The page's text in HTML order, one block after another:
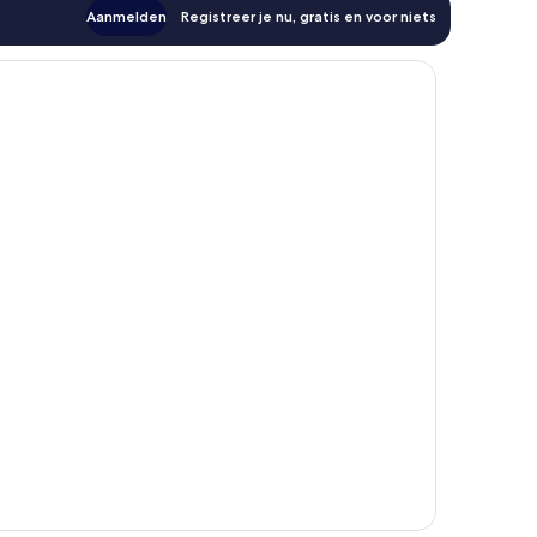
Aanmelden Registreer je nu, gratis en voor niets